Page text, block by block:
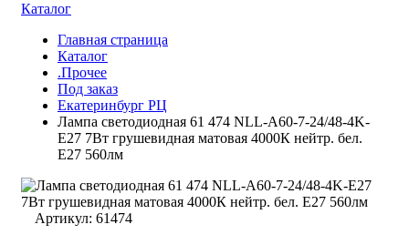
Каталог
Главная страница
Каталог
.Прочее
Под заказ
Екатеринбург РЦ
Лампа светодиодная 61 474 NLL-A60-7-24/48-4K-
E27 7Вт грушевидная матовая 4000К нейтр. бел.
E27 560лм
Артикул: 61474